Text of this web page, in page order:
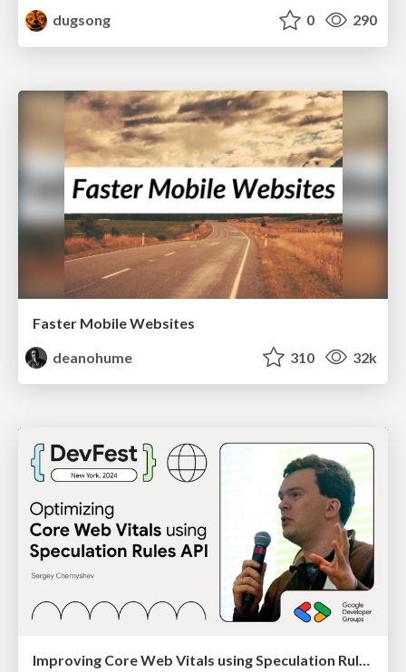
dugsong
0 290
Faster Mobile Websites
deanohume
310 32k
Improving Core Web Vitals using Speculation Rules API